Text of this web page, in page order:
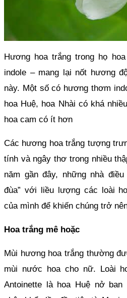
Hương hoa trắng trong họ
indole – mang lại nốt hương
này. Một số có hương thơm
hoa Huệ, hoa Nhài có khá
hoa cam có ít hơn
Các hương hoa trắng tượng
tính và ngây thơ trong nhiều
năm gần đây, những nhà
đùa” với liều lượng các loài
của mình để khiến chúng trở
Hoa trắng mê hoặc
Mùi hương hoa trắng thường
mùi nước hoa cho nữ. Loài
Antoinette là hoa Huệ nở